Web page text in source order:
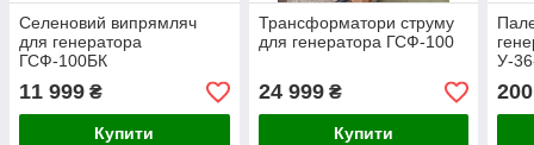
Селеновий випрямляч
для генератора
ГСФ-100БК
11 999 ₴
Купити
Трансформатори струму
для генератора ГСФ-100
24 999₴
Купити
У-
200